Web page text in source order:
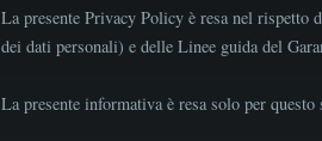
La presente Privacy Policy è resa nel rispetto
dei dati personali) e delle Linee guida del
La presente informativa è resa solo per